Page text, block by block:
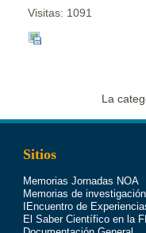
Visitas: 1091
La
Sitios
Memorias Jornadas NOA
Memorias de investigación
IEncuentro de
El Saber Científico en la